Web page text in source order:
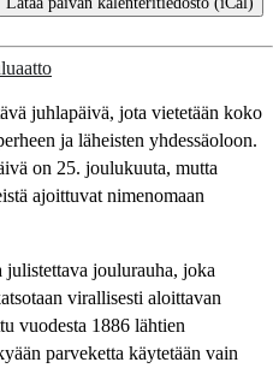
juhlapäivä, jota vietetään koko
ja läheisten yhdessäoloon.
on 25. joulukuuta, mutta
ajoittuvat nimenomaan
joulurauha, joka
virallisesti aloittavan
vuodesta 1886 lähtien
parveketta käytetään vain